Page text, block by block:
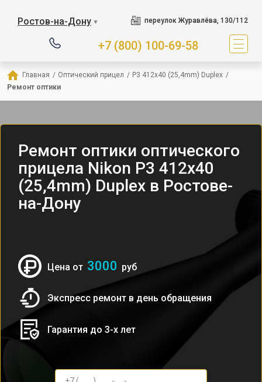
Ростов-на-Дону ▼ переулок Журавлёва, 130/112
+7 (800) 100-69-58
Главная / Оптический прицел / P3 412x40 (25,4mm) Duplex /
Ремонт оптики
Ремонт оптики оптического
прицела Nikon P3 412x40
(25,4mm) Duplex в Ростове-
на-Дону
Цена от 3000 руб
Экспресс ремонт в день обращения
Гарантия до 3-х лет